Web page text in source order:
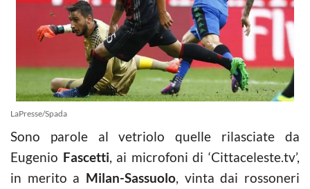
LaPresse/Spada
Sono parole al vetriolo quelle rilasciate da
Eugenio Fascetti, ai microfoni di ‘Cittaceleste.tv’,
in merito a Milan-Sassuolo, vinta dai rossoneri